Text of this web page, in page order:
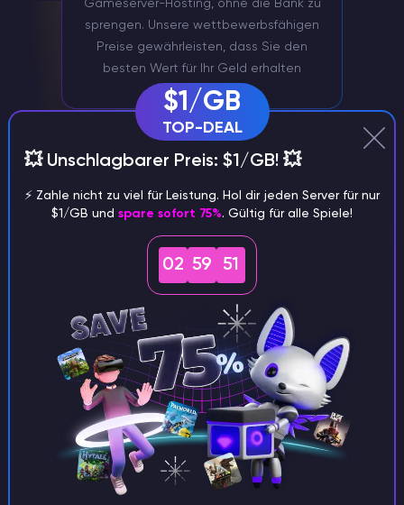
Gameserver-Hosting, ohne die Bank zu
sprengen. Unsere wettbewerbsfähigen
Preise gewährleisten, dass Sie den
besten Wert für Ihr Geld erhalten
Serververwaltung über Discord
Verwalten Sie Ihren Garrys Mod Server
bequem über unseren Discord Bot
$1/GB
TOP-DEAL
💥 Unschlagbarer Preis: $1/GB! 💥
⚡️ Zahle nicht zu viel für Leistung. Hol dir jeden Server für nur
$1/GB und spare sofort 75%. Gültig für alle Spiele!
02 59 50